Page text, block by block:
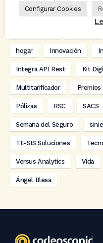
Codeoscopic Workspace
hogar Innovación
Integra API Rest Kit
Multitarificador
Pólizas RSC SACS
Semana del Seguro
TE-SIS Soluciones
Versus Analytics Vida
Ángel Blesa
Configurar Cookies